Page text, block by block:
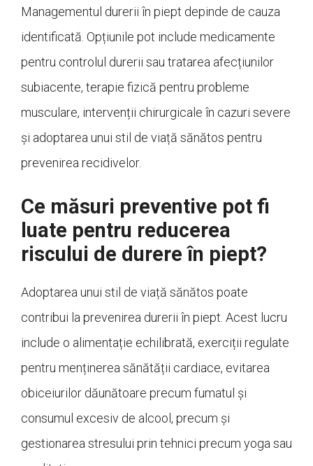
Managementul durerii în piept depinde de cauza
identificată. Opțiunile pot include medicamente
pentru controlul durerii sau tratarea afecțiunilor
subiacente, terapie fizică pentru probleme
musculare, intervenții chirurgicale în cazuri severe
și adoptarea unui stil de viață sănătos pentru
prevenirea recidivelor.
Ce măsuri preventive pot fi
luate pentru reducerea
riscului de durere în piept?
Adoptarea unui stil de viață sănătos poate
contribui la prevenirea durerii în piept. Acest lucru
include o alimentație echilibrată, exerciții regulate
pentru menținerea sănătății cardiace, evitarea
obiceiurilor dăunătoare precum fumatul și
consumul excesiv de alcool, precum și
gestionarea stresului prin tehnici precum yoga sau